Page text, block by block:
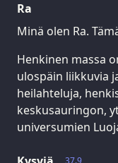
Ra
Minä olen Ra.
Henkinen massa
ulospäin liikkuvia
heilahteluja,
keskusauringon,
universumien